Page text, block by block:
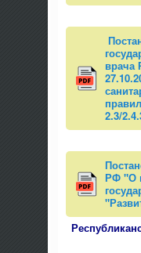
врача
2.3/
РФ "О